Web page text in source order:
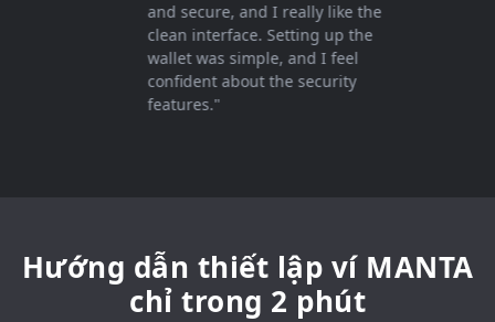
and secure, and I really like the
clean interface. Setting up the
wallet was simple, and I feel
confident about the security
features."
Hướng dẫn thiết lập ví MANTA
chỉ trong 2 phút